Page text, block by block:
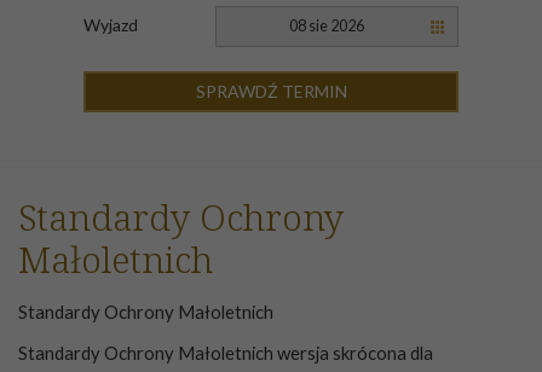
Wyjazd 08 sie 2026
SPRAWDŹ TERMIN
Standardy Ochrony
Małoletnich
Standardy Ochrony Małoletnich
Standardy Ochrony Małoletnich wersja skrócona dla